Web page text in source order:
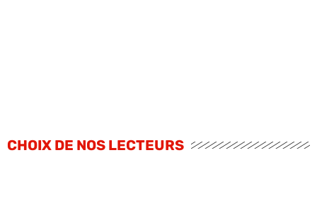
CHOIX DE NOS LECTEURS